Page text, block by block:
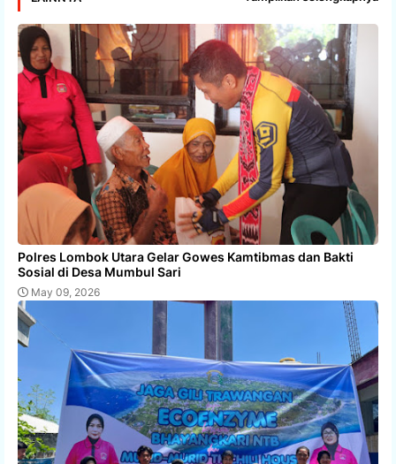
Polres Lombok Utara Gelar Gowes Kamtibmas dan Bakti
Sosial di Desa Mumbul Sari
May 09, 2026